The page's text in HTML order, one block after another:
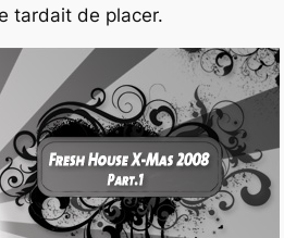
tardait de placer.